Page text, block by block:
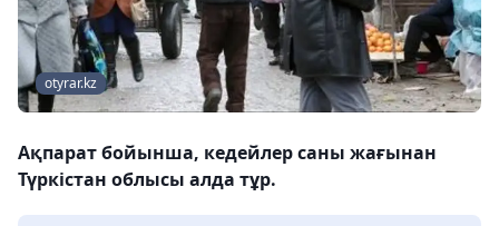
otyrar.kz
Ақпарат бойынша, кедейлер саны жағынан
Түркістан облысы алда тұр.